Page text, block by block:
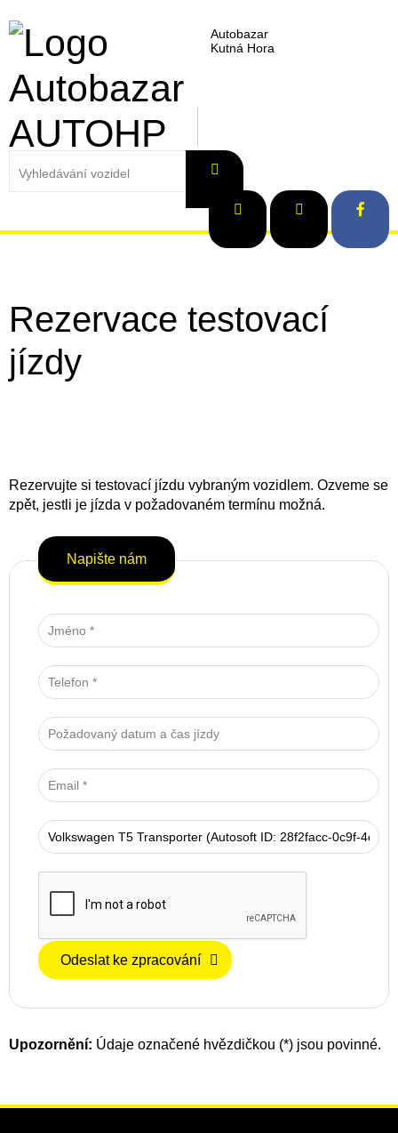
Autobazar
Kutná Hora
Rezervace testovací
jízdy
Rezervujte si testovací jízdu vybraným vozidlem. Ozveme se
zpět, jestli je jízda v požadovaném termínu možná.
Napište nám
Odeslat ke zpracování
Upozornění: Údaje označené hvězdičkou (*) jsou povinné.